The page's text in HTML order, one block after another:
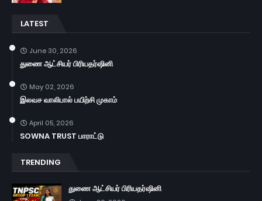
LATEST
June 30, 2026
துணை ஆட்சியர் பிரியதர்ஷினி
May 02, 2026
இலவச வாலிபால் பயிற்சி முகாம்
April 05, 2026
SOWNA TRUST பாராட்டு
TRENDING
துணை ஆட்சியர் பிரியதர்ஷினி